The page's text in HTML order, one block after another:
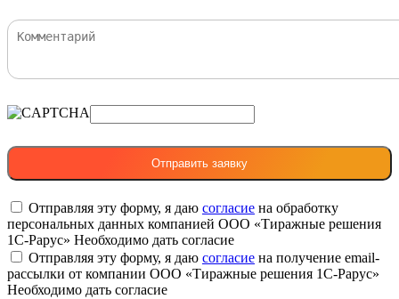
Отправляя эту форму, я даю согласие на обработку
персональных данных компанией ООО «Тиражные решения
1С-Рарус» Необходимо дать согласие
Отправляя эту форму, я даю согласие на получение email-
рассылки от компании ООО «Тиражные решения 1С-Рарус»
Необходимо дать согласие